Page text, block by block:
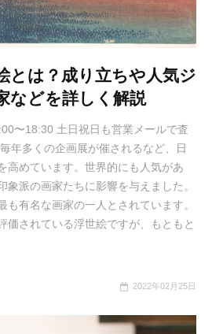
とは？成り立ちや人気ジ
などを詳しく解説
〜18:30 土日祝日も営業メールで査
年多くの企画展が催されるなど、日
高めています。世界的にも人気があ
象派の画家たちに影響を与えました。
も有名な画家の一人とされています。
価されている浮世絵ですが、もともと
2022年02月25日